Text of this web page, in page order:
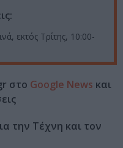
εκτός Τρίτης, 10:00-
στο Google News και
την Τέχνη και τον